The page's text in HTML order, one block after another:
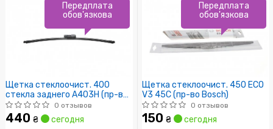
Щетка стеклоочист. 400
стекла заднего A403H (пр-во
Bosch)
0 отзывов
440 ₴ сегодня
Передплата
обов'язкова
Щетка стеклоочист. 450 ECO
V3 45C (пр-во Bosch)
0 отзывов
150 ₴ сегодня
Передплата
обов'язкова